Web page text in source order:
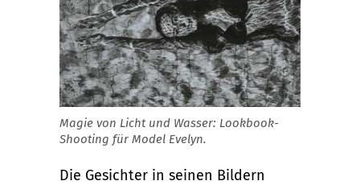
Magie von Licht und Wasser: Lookbook-
Shooting für Model Evelyn.
Die Gesichter in seinen Bildern